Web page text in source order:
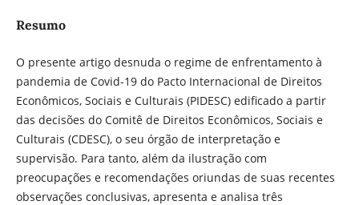
Resumo
O presente artigo desnuda o regime de enfrentamento à
pandemia de Covid-19 do Pacto Internacional de Direitos
Econômicos, Sociais e Culturais (PIDESC) edificado a partir
das decisões do Comitê de Direitos Econômicos, Sociais e
Culturais (CDESC), o seu órgão de interpretação e
supervisão. Para tanto, além da ilustração com
preocupações e recomendações oriundas de suas recentes
observações conclusivas, apresenta e analisa três